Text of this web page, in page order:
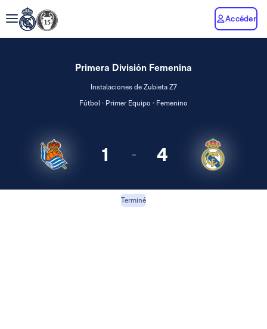
Accéder
Primera División Femenina
Instalaciones de Zubieta Z7
Fútbol · Primer Equipo · Femenino
1 - 4
Terminé